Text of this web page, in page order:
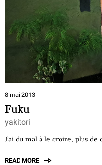
8 mai 2013
Fuku
yakitori
J’ai du mal à le croire, plus
READ MORE